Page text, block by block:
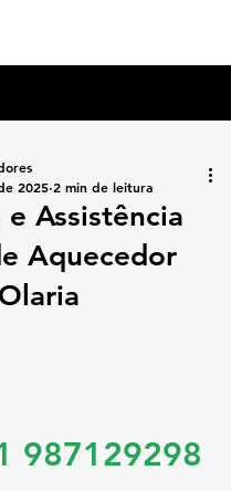
Assistência
Aquecedor
2025 2 min de leitura
987129298